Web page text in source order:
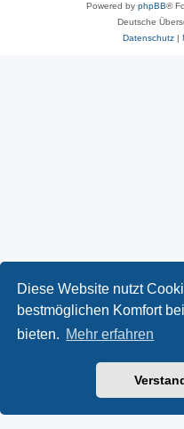
Diese Website nutzt
bestmöglichen Komfort
bieten. Mehr erfahren
Powered by phpBB®
Deutsche
Datenschutz|